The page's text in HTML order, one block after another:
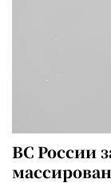
ВС России